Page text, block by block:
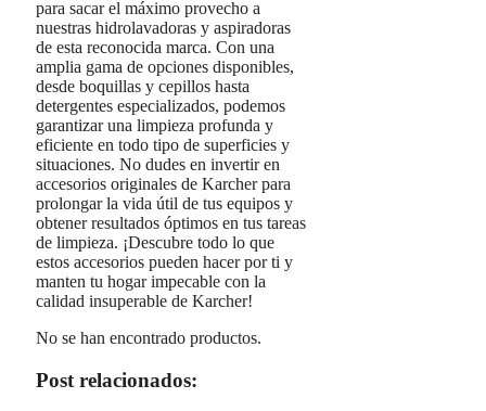
para sacar el máximo provecho a
nuestras hidrolavadoras y aspiradoras
de esta reconocida marca. Con una
amplia gama de opciones disponibles,
desde boquillas y cepillos hasta
detergentes especializados, podemos
garantizar una limpieza profunda y
eficiente en todo tipo de superficies y
situaciones. No dudes en invertir en
accesorios originales de Karcher para
prolongar la vida útil de tus equipos y
obtener resultados óptimos en tus tareas
de limpieza. ¡Descubre todo lo que
estos accesorios pueden hacer por ti y
manten tu hogar impecable con la
calidad insuperable de Karcher!
No se han encontrado productos.
Post relacionados: